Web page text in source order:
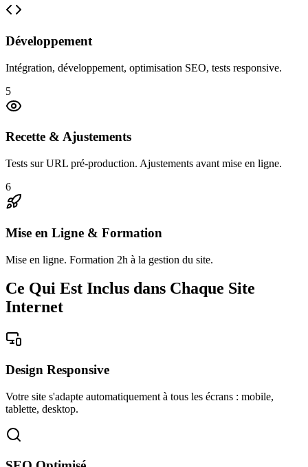
Développement
Intégration, développement, optimisation SEO, tests responsive.
5
Recette & Ajustements
Tests sur URL pré-production. Ajustements avant mise en ligne.
6
Mise en Ligne & Formation
Mise en ligne. Formation 2h à la gestion du site.
Ce Qui Est Inclus dans Chaque Site
Internet
Design Responsive
Votre site s'adapte automatiquement à tous les écrans : mobile,
tablette, desktop.